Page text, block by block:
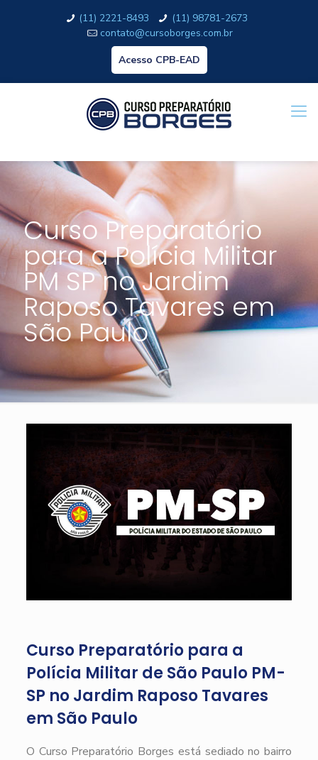
(11) 2221-8493
(11) 98781-2673
contato@cursoborges.com.br
Acesso CPB-EAD
Curso Preparatório
para a Polícia Militar
PM SP no Jardim
Raposo Tavares em
São Paulo
Curso Preparatório para a
Polícia Militar de São Paulo PM-
SP no Jardim Raposo Tavares
em São Paulo
O Curso Preparatório Borges está sediado no bairro